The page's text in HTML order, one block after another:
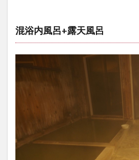
混浴内風呂+露天風呂